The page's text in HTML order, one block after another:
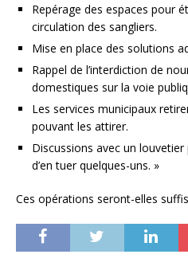
Repérage des espaces pour
circulation des sangliers.
Mise en place des solutions
Rappel de l’interdiction de
domestiques sur la voie
Les services municipaux
pouvant les attirer.
Discussions avec un
d’en tuer quelques-uns. »
Ces opérations seront-elles